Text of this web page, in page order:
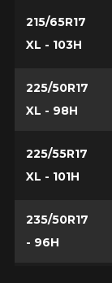
215/65R17
XL - 103H
225/50R17
XL - 98H
225/55R17
XL - 101H
235/50R17
- 96H